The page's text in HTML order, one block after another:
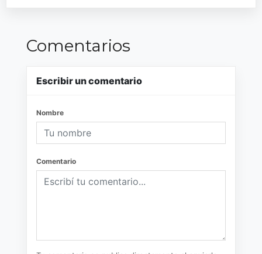
Comentarios
Escribir un comentario
Nombre
Comentario